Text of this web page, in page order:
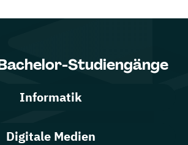
Studiengänge
Informatik
Digitale Medien